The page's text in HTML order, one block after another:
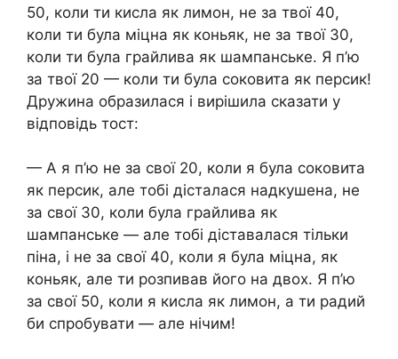
50, коли ти кисла як лимон, не за твої 40,
коли ти була міцна як коньяк, не за твої 30,
коли ти була грайлива як шампанське. Я п’ю
за твої 20 — коли ти була соковита як персик!
Дружина образилася і вирішила сказати у
відповідь тост:
— А я п’ю не за свої 20, коли я була соковита
як персик, але тобі дісталася надкушена, не
за свої 30, коли була грайлива як
шампанське — але тобі діставалася тільки
піна, і не за свої 40, коли я була міцна, як
коньяк, але ти розпивав його на двох. Я п’ю
за свої 50, коли я кисла як лимон, а ти радий
би спробувати — але нічим!